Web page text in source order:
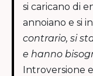
si caricano di
annoiano e si
contrario, si
e hanno
Introversione